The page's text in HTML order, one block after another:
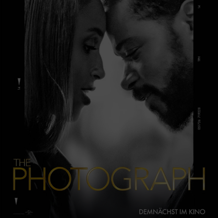
Drama mit Corinna Harfouch, Birte Schnöink, Peter René
Lüdicke
Drama mit Julius Weckauf, Volker Bruch, Nonna
17.02.2022 Noch einmal, June
Komödie mit Noni Hazlehurst, Claudia Karvan, Stephen
17.02.2022 Uncharted
Abenteuer mit Tom Holland, Mark Wahlberg, Sophia Ali
24.02.2022 Belfast
Drama mit Caitriona Balfe, Judi Dench, Jamie Dornan
24.02.2022 King Richard
Biographie mit Will Smith, Demi Singleton, Saniyya
Sidney